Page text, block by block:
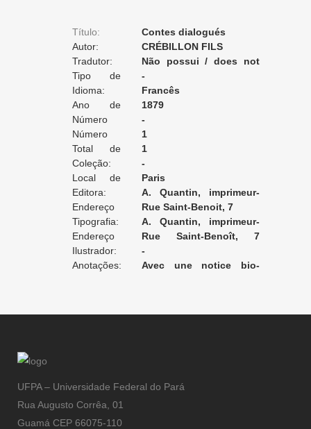
Título:
Contes dialogués
Autor:
CRÉBILLON FILS
Tradutor:
Não possui / does not
apply / ne posséde pas
Tipo de
Tradução:
-
Idioma:
Francês
Ano de
Edição:
1879
Número
da Edição:
-
Número
do Volume:
1
Total de
Volumes:
1
Coleção:
-
Local de
Edição:
Paris
Editora:
A. Quantin, imprimeur-
éditeur
Endereço
da Editora:
Rue Saint-Benoit, 7
Tipografia:
A. Quantin, imprimeur-
editeur
Endereço
da Tipografia:
Rue Saint-Benoît, 7
[Paris]
Ilustrador:
-
Anotações:
Avec une notice bio-
UFPA – Universidade Federal do Pará
Rua Augusto Corrêa, 01
Guamá CEP 66075-110